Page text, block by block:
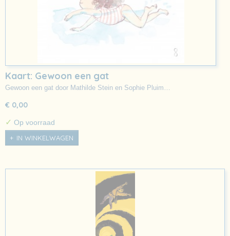
Kaart: Gewoon een gat
Gewoon een gat door Mathilde Stein en Sophie Pluim…
€ 0,00
✓ Op voorraad
IN WINKELWAGEN